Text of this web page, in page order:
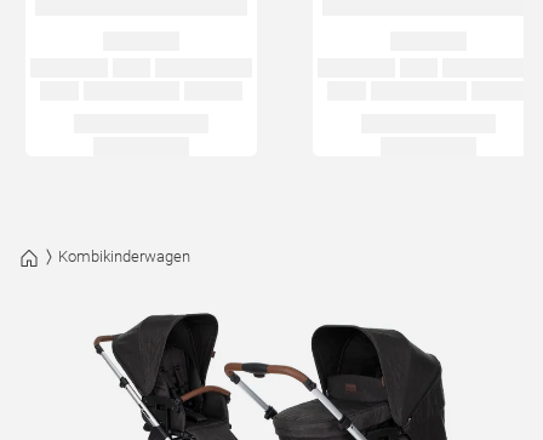
Kombikinderwagen